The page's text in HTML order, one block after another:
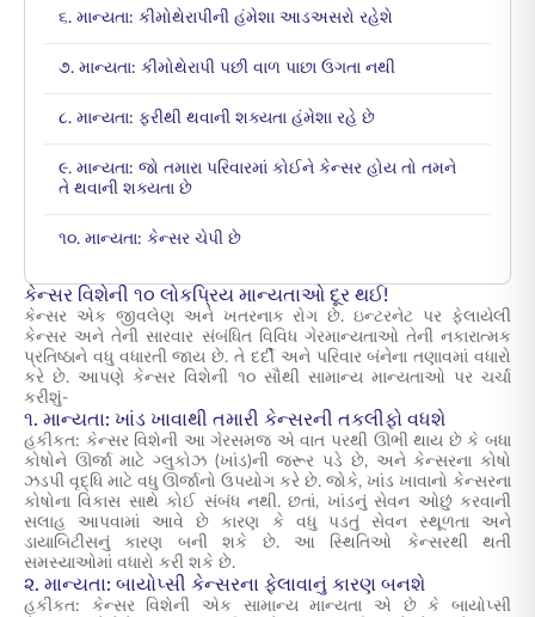
૬. માન્યતા: કીમોથેરાપીની હંમેશા આડઅસરો રહેશે
૭. માન્યતા: કીમોથેરાપી પછી વાળ પાછા ઉગતા નથી
૮. માન્યતા: ફરીથી થવાની શક્યતા હંમેશા રહે છે
૯. માન્યતા: જો તમારા પરિવારમાં કોઈને કેન્સર હોય તો તમને
તે થવાની શક્યતા છે
૧૦. માન્યતા: કેન્સર ચેપી છે
કેન્સર વિશેની ૧૦ લોકપ્રિય માન્યતાઓ દૂર થઈ!
કેન્સર એક જીવલેણ અને ખતરનાક રોગ છે. ઇન્ટરનેટ પર ફેલાયેલી
કેન્સર અને તેની સારવાર સંબંધિત વિવિધ ગેરમાન્યતાઓ તેની નકારાત્મક
પ્રતિષ્ઠાને વધુ વધારતી જાય છે. તે દર્દી અને પરિવાર બંનેના તણાવમાં વધારો
કરે છે. આપણેકેન્સર વિશેની ૧૦ સૌથી સામાન્ય માન્યતાઓ પર ચર્ચા
કરીશું-
૧. માન્યતા: ખાંડ ખાવાથી તમારી કેન્સરની તકલીફો વધશે
હકીકત: કેન્સર વિશેની આ ગેરસમજ એ વાત પરથી ઊભી થાય છે કે બધા
કોષોને ઊર્જા માટે ગ્લુકોઝ (ખાંડ)ની જરૂર પડે છે, અને કેન્સરના કોષો
ઝડપી વૃદ્ધિ માટે વધુ ઊર્જાનો ઉપયોગ કરે છે. જોકે, ખાંડ ખાવાનો કેન્સરના
કોષોના વિકાસ સાથે કોઈ સંબંધ નથી. છતાં, ખાંડનું સેવન ઓછું કરવાની
સલાહ આપવામાં આવે છે કારણ કે વધુ પડતું સેવન સ્થૂળતા અને
ડાયાબિટીસનું કારણ બની શકે છે. આ સ્થિતિઓ કેન્સરથી થતી
સમસ્યાઓમાં વધારો કરી શકે છે.
૨. માન્યતા: બાયોપ્સી કેન્સરના ફેલાવાનું કારણ બનશે
હકીકત: કેન્સર વિશેની એક સામાન્ય માન્યતા એ છે કે બાયોપ્સી